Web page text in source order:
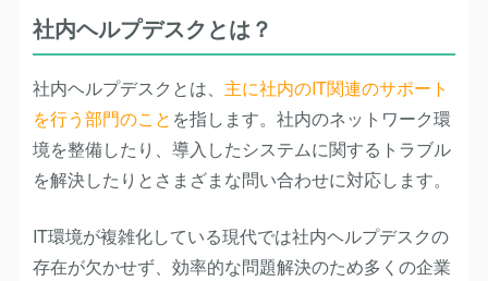
社内ヘルプデスクとは？
社内ヘルプデスクとは、 主に社内のIT関連のサポート
を行う部門のこと を指します。社内のネットワーク環
境を整備したり、導入したシステムに関するトラブル
を解決したりとさまざまな問い合わせに対応します。
IT環境が複雑化している現代では社内ヘルプデスクの
存在が欠かせず、効率的な問題解決のため多くの企業